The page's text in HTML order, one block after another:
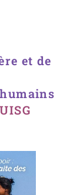
et de